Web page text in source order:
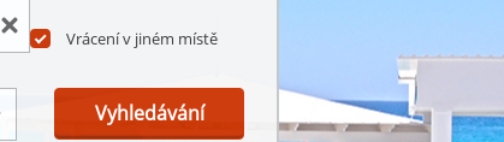
Vrácení v jiném místě
Vyhledávání